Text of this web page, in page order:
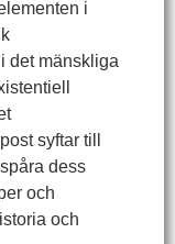
i
det mänskliga
syftar till
dess
och
och